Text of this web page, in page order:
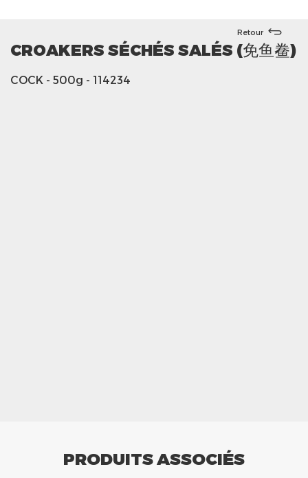
Retour
CROAKERS SÉCHÉS SALÉS (免鱼鲞)
COCK - 500g - 114234
PRODUITS ASSOCIÉS